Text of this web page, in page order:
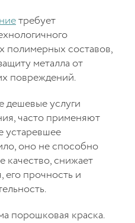
требует
полимерных составов,
металла от
повреждений.
дешевые услуги
часто применяют
устаревшее
оно не способно
качество, снижает
его прочность и
порошковая краска.